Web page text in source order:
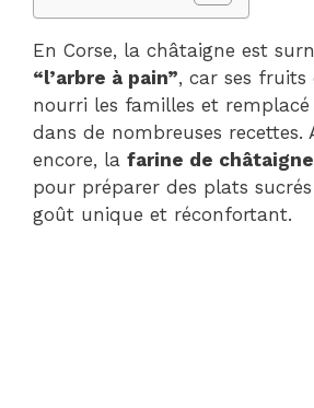
En Corse, la châtaigne est
“l’arbre à pain”, car ses
nourri les familles et remplacé
dans de nombreuses recettes.
encore, la farine de châtaigne
pour préparer des plats
goût unique et réconfortant.